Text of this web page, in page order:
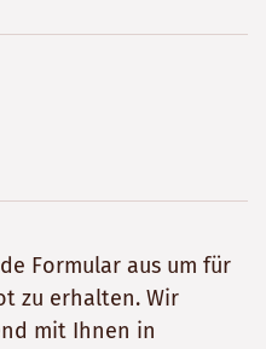
Formular aus um für
zu erhalten. Wir
mit Ihnen in